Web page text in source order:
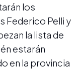
los
Federico Pelli y
la lista de
estarán
en la provincia